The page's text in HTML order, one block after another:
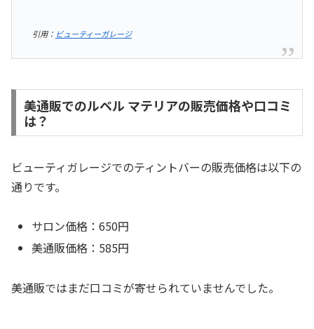
引用： ビューティーガレージ
美通販でのルベル マテリアの販売価格や口コミ
は？
ビューティガレージでのティントバーの販売価格は以下の
通りです。
サロン価格：650円
美通販価格：585円
美通販ではまだ口コミが寄せられていませんでした。